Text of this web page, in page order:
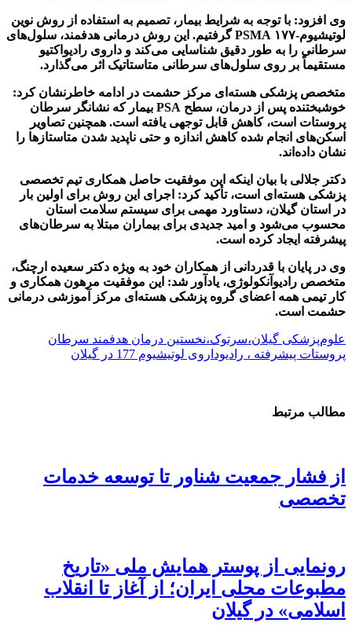
وی افزود: با توجه به شرایط بیمار، تصمیم به استفاده از روش نوین
لوتیشیوم-۱۷۷ PSMA گرفتیم. این روش درمانی هدفمند، سلول‌های
سرطانی را به طور دقیق شناسایی می‌کند و داروی رادیواکتیو
مستقیماً بر روی سلول‌های سرطانی متاستاتیک اثر می‌گذارد.
متخصص پزشکی هسته‌ای مرکز حشمت در ادامه خاطرنشان کرد:
خوشبختنده پس از درمان، سطح PSA بیمار که نشانگر سرطان
پروستات است، کاهش قابل توجهی یافته است. همچنین تصاویر
اسکن‌های انجام شده کاهش اندازه و حتی ناپدید شدن متاستازها را
نشان داده‌اند.
دکتر جلالی با بیان اینکه این موفقیت حاصل همکاری تیم تخصصی
پزشکی هسته‌ای است، تأکید کرد: اجرای این روش برای اولین بار
در استان گیلان، دستاورد مهمی برای سیستم سلامت استان
محسوب می‌شود و امید جدیدی برای بیماران مبتلا به سرطان‌های
پیشرفته ایجاد کرده است.
وی در پایان با قدردانی از همکاران خود به ویژه دکتر سعیده ارچنگ،
متخصص رادیوآنکولوژی، یادآور شد: این موفقیت مرهون همکاری و
کار تیمی همه اعضای گروه پزشکی هسته‌ای مرکز آموزشی درمانی
حشمت است.
علوم‌پزشکی گیلان،سرتوک،نخستین درمان هدفمند سرطان
پروستات پیشرفته ، رادیوداروی لوتیشیوم 177 در گیلان
مطالب مرتبط
از فشار جمعیت شناور تا توسعه خدمات
تخصصی
رونمایی از پوستر همایش ملی «تاریخ
مطبوعات محلی ایران؛ از آغاز تا انقلاب
اسلامی» در گیلان